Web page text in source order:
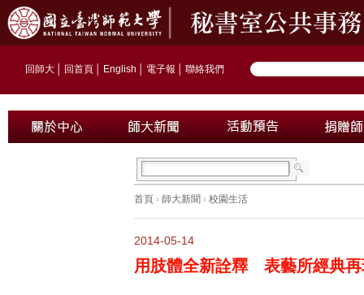
回師大 回首頁 English 電子報 聯絡我們
首頁 › 師大新聞 › 校園生活
2014-05-14
用肢體全新詮釋 表藝所經典